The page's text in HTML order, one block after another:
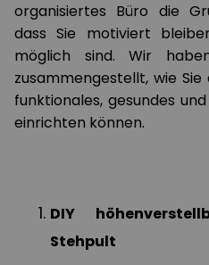
organisiertes Büro die
dass Sie motiviert
möglich sind. Wir
zusammengestellt, wie
funktionales, gesundes
einrichten können.
DIY
Stehpult